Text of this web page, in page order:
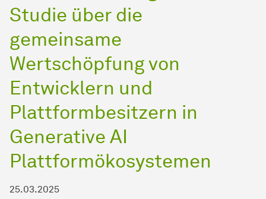
Studie über die
gemeinsame
Wertschöpfung von
Entwicklern und
Plattformbesitzern in
Generative AI
Plattformökosystemen
25.03.2025